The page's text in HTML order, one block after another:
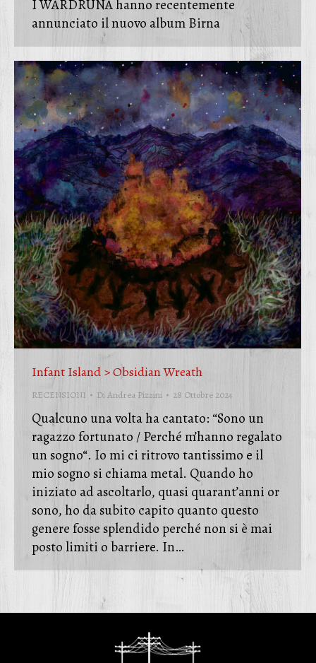
I WARDRUNA hanno recentemente
annunciato il nuovo album Birna
Infant Island > Obsidian Wreath
RECENSIONI DiAndrea Pizzini 28 Ottobre 2024
Qualcuno una volta ha cantato: “Sono un
ragazzo fortunato / Perché m’hanno regalato
un sogno“. Io mi ci ritrovo tantissimo e il
mio sogno si chiama metal. Quando ho
iniziato ad ascoltarlo, quasi quarant’anni or
sono, ho da subito capito quanto questo
genere fosse splendido perché non si è mai
posto limiti o barriere. In…